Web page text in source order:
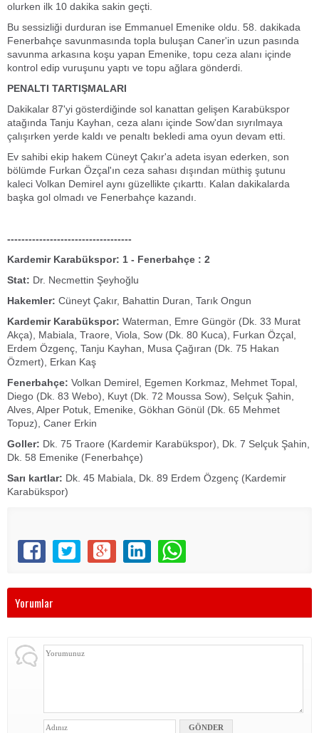
olurken ilk 10 dakika sakin geçti.
Bu sessizliği durduran ise Emmanuel Emenike oldu. 58. dakikada
Fenerbahçe savunmasında topla buluşan Caner'in uzun pasında
savunma arkasına koşu yapan Emenike, topu ceza alanı içinde
kontrol edip vuruşunu yaptı ve topu ağlara gönderdi.
PENALTI TARTIŞMALARI
Dakikalar 87'yi gösterdiğinde sol kanattan gelişen Karabükspor
atağında Tanju Kayhan, ceza alanı içinde Sow'dan sıyrılmaya
çalışırken yerde kaldı ve penaltı bekledi ama oyun devam etti.
Ev sahibi ekip hakem Cüneyt Çakır'a adeta isyan ederken, son
bölümde Furkan Özçal'ın ceza sahası dışından müthiş şutunu
kaleci Volkan Demirel aynı güzellikte çıkarttı. Kalan dakikalarda
başka gol olmadı ve Fenerbahçe kazandı.
-----------------------------------
Kardemir Karabükspor: 1 - Fenerbahçe : 2
Stat: Dr. Necmettin Şeyhoğlu
Hakemler: Cüneyt Çakır, Bahattin Duran, Tarık Ongun
Kardemir Karabükspor: Waterman, Emre Güngör (Dk. 33 Murat
Akça), Mabiala, Traore, Viola, Sow (Dk. 80 Kuca), Furkan Özçal,
Erdem Özgenç, Tanju Kayhan, Musa Çağıran (Dk. 75 Hakan
Özmert), Erkan Kaş
Fenerbahçe: Volkan Demirel, Egemen Korkmaz, Mehmet Topal,
Diego (Dk. 83 Webo), Kuyt (Dk. 72 Moussa Sow), Selçuk Şahin,
Alves, Alper Potuk, Emenike, Gökhan Gönül (Dk. 65 Mehmet
Topuz), Caner Erkin
Goller: Dk. 75 Traore (Kardemir Karabükspor), Dk. 7 Selçuk Şahin,
Dk. 58 Emenike (Fenerbahçe)
Sarı kartlar: Dk. 45 Mabiala, Dk. 89 Erdem Özgenç (Kardemir
Karabükspor)
Yorumlar